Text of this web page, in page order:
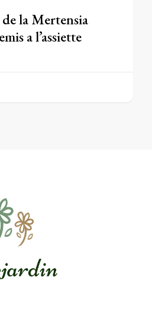
la Mertensia
a l’assiette